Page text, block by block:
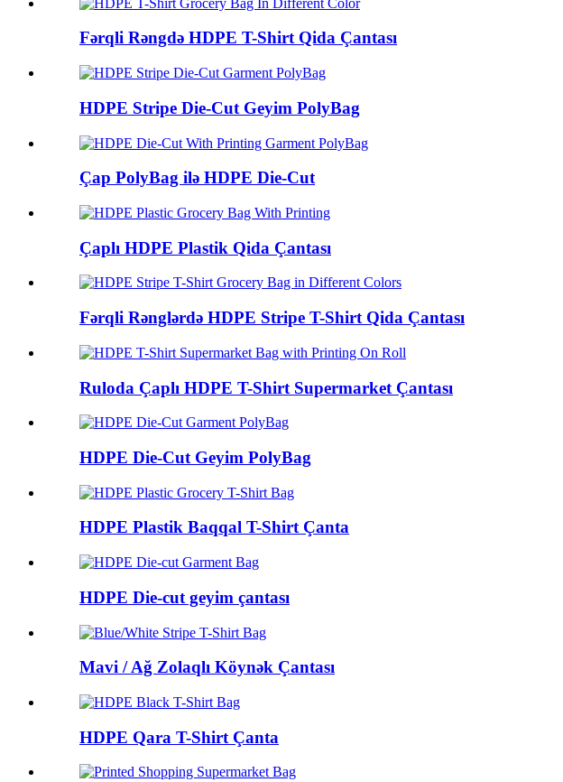
Fərqli Rəngdə HDPE T-Shirt Qida Çantası
HDPE Stripe Die-Cut Geyim PolyBag
Çap PolyBag ilə HDPE Die-Cut
Çaplı HDPE Plastik Qida Çantası
Fərqli Rənglərdə HDPE Stripe T-Shirt Qida Çantası
Ruloda Çaplı HDPE T-Shirt Supermarket Çantası
HDPE Die-Cut Geyim PolyBag
HDPE Plastik Baqqal T-Shirt Çanta
HDPE Die-cut geyim çantası
Mavi / Ağ Zolaqlı Köynək Çantası
HDPE Qara T-Shirt Çanta